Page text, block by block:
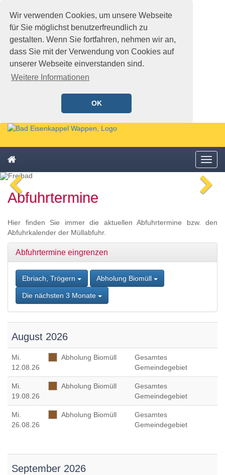
Wir verwenden Cookies, um unsere Webseite
für Sie möglichst benutzerfreundlich zu
gestalten. Wenn Sie fortfahren, nehmen wir an,
dass Sie mit der Verwendung von Cookies auf
unserer Webseite einverstanden sind.
Weitere Informationen
OK
Schnellmenü
Zur
springen,
Accesskey
Zur
Hauptnavigation
springen,
springen,
Kontaktseite
springen,
Sitemap
springen,
Accesskey
Schnellmenü
zurück
Menü
Bild
Zum
Schnellmenü
zurück
Abfuhrtermine
Hier finden Sie immer die aktuellen Abfuhrtermine bzw. den
Abfuhrkalender der Müllabfuhr.
Abfuhrtermine eingrenzen
Ebriach, Trögern Abholung Biomüll
Die nächsten 3 Monate
August 2026
Mi.
12.08.26
Abholung Biomüll
Gesamtes
Gemeindegebiet
Mi.
19.08.26
Abholung Biomüll
Gesamtes
Gemeindegebiet
Mi.
26.08.26
Abholung Biomüll
Gesamtes
Gemeindegebiet
September 2026